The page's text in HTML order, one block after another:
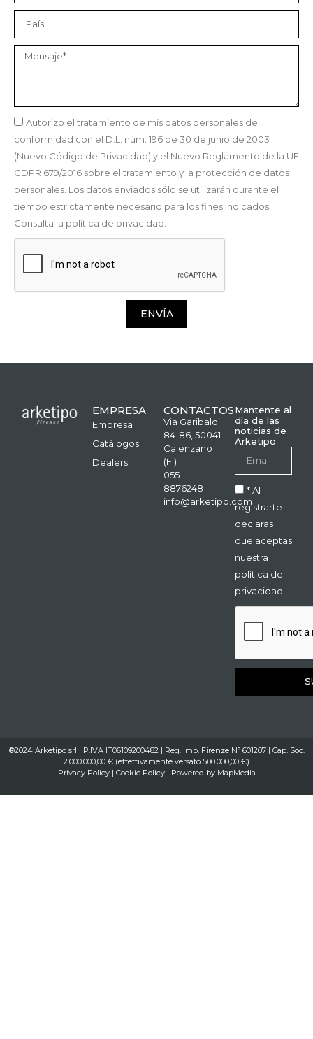
Autorizo el tratamiento de mis datos personales de
conformidad con el D.L. núm. 196 de 30 de junio de 2003
(Nuevo Código de Privacidad) y el Nuevo Reglamento de la UE
GDPR 679/2016 sobre el tratamiento y la protección de datos
personales. Los datos enviados sólo se utilizarán durante el
tiempo estrictamente necesario para los fines indicados.
Consulta la política de privacidad.
ENVÍA
EMPRESA
Empresa
Catálogos
Dealers
CONTACTOS
Via Garibaldi
84-86, 50041
Calenzano
(FI)
055
8876248
info@arketipo.com
Mantente al
día de las
noticias de
Arketipo
* Al
registrarte
declaras
que aceptas
nuestra
política de
privacidad.
®2024 Arketipo srl | P.IVA IT06109200482 | Reg. Imp. Firenze N° 601207 | Cap. Soc.
2.000.000,00 € (effettivamente versato 500.000,00 €)
Privacy Policy| Cookie Policy| Powered by MapMedia